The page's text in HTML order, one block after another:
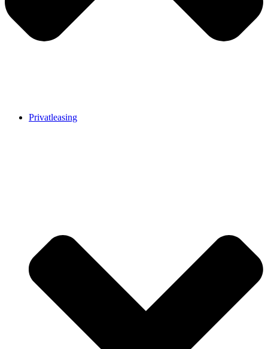
Privatleasing